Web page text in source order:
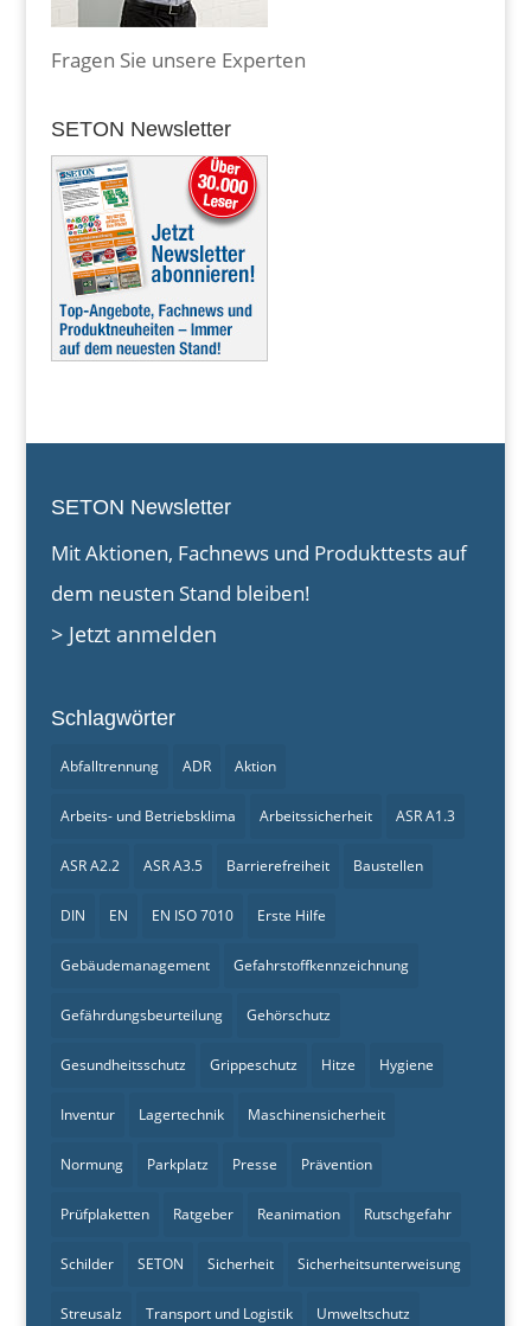
Fragen Sie unsere Experten
SETON Newsletter
SETON Newsletter
Mit Aktionen, Fachnews und Produkttests auf
dem neusten Stand bleiben!
> Jetzt anmelden
Schlagwörter
Abfalltrennung ADR Aktion
Arbeits- und Betriebsklima Arbeitssicherheit ASR A1.3
ASR A2.2 ASR A3.5 Barrierefreiheit Baustellen
DIN EN EN ISO 7010 Erste Hilfe
Gebäudemanagement Gefahrstoffkennzeichnung
Gefährdungsbeurteilung Gehörschutz
Gesundheitsschutz Grippeschutz Hitze Hygiene
Inventur Lagertechnik Maschinensicherheit
Normung Parkplatz Presse Prävention
Prüfplaketten Ratgeber Reanimation Rutschgefahr
Schilder SETON Sicherheit Sicherheitsunterweisung
Streusalz Transport und Logistik Umweltschutz